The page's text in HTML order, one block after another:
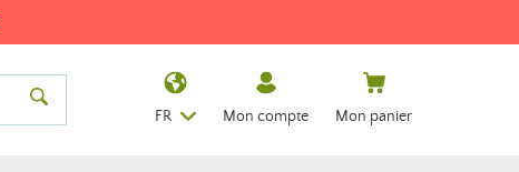
FR Mon compte Mon panier